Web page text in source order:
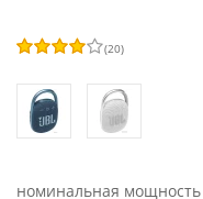
(20)
номинальная мощность